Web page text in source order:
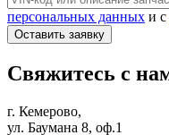
персональных данных и с
Оставить заявку
Свяжитесь с
г. Кемерово,
ул. Баумана 8, оф.1